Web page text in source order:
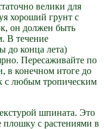
велики для
хороший грунт с
он должен быть
В течение
до конца лета)
Пересаживайте по
в конечном итоге до
с любым тропическим
шпината. Это
с растениями в